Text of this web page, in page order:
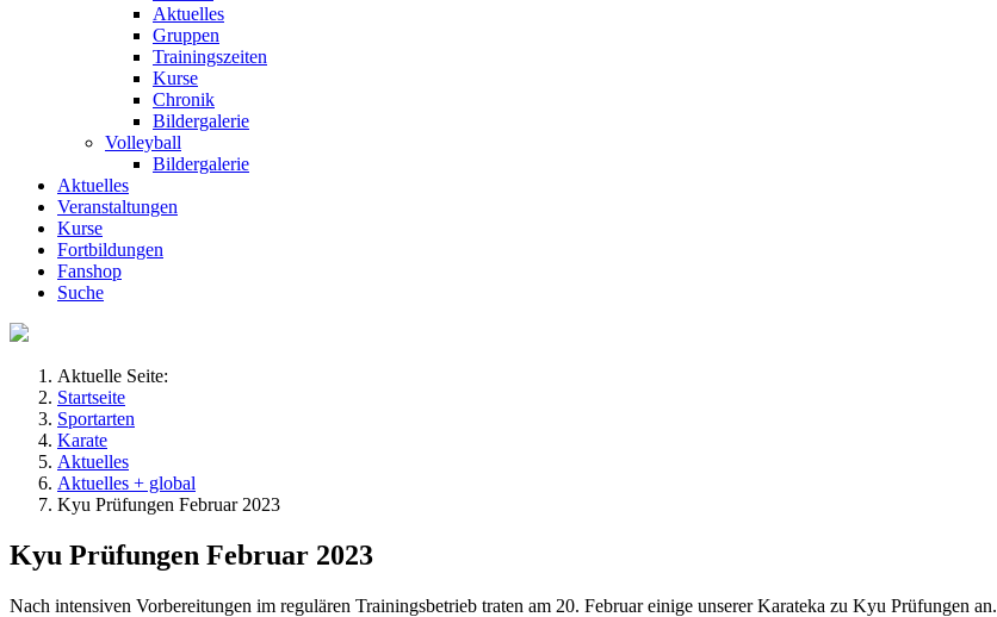
Aktuelles
Gruppen
Trainingszeiten
Kurse
Chronik
Bildergalerie
Volleyball
Bildergalerie
Aktuelles
Veranstaltungen
Kurse
Fortbildungen
Fanshop
Suche
Aktuelle Seite:
Startseite
Sportarten
Karate
Aktuelles
Aktuelles + global
Kyu Prüfungen Februar 2023
Kyu Prüfungen Februar 2023
Nach intensiven Vorbereitungen im regulären Trainingsbetrieb traten am 20. Februar einige unserer Karateka zu Kyu Prüfungen an.